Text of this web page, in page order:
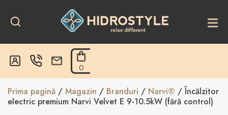
content
0
Prima pagină / Magazin / Branduri / Narvi® / Încălzitor
electric premium Narvi Velvet E 9-10.5kW (fără control)